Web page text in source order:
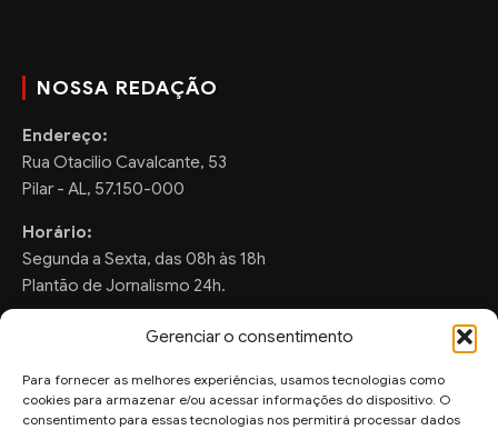
Gerenciar o consentimento
Para fornecer as melhores experiências, usamos tecnologias como
cookies para armazenar e/ou acessar informações do dispositivo. O
consentimento para essas tecnologias nos permitirá processar dados
NOSSA REDAÇÃO
Endereço:
Rua Otacilio Cavalcante, 53
Pilar - AL, 57.150-000
Horário:
Segunda a Sexta, das 08h às 18h
Plantão de Jornalismo 24h.
FALE CONOSCO